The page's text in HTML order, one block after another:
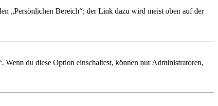
„Persönlichen Bereich“; der Link dazu wird meist oben auf der
du diese Option einschaltest, können nur Administratoren,